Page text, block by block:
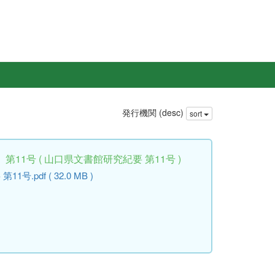
発行機関 (desc) sort
11号 ( 山口県文書館研究紀要 第11号 )
11号.pdf ( 32.0 MB )